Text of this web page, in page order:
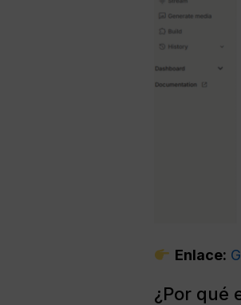
Enlace:
¿Por qué